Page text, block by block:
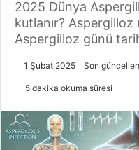
2025 Dünya
kutlanır?
Aspergilloz günü
1 Şubat 2025 Son
5 dakika okuma süresi